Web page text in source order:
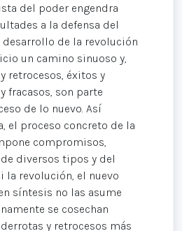
del poder engendra
a la defensa del
desarrollo de la revolución
un camino sinuoso y,
retrocesos, éxitos y
fracasos, son parte
de lo nuevo. Así
el proceso concreto de la
compromisos,
diversos tipos y del
la revolución, el nuevo
síntesis no las asume
se cosechan
derrotas y retrocesos más